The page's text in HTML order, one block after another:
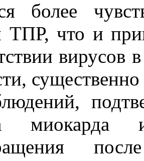
более
ТПР, что и
миокарда